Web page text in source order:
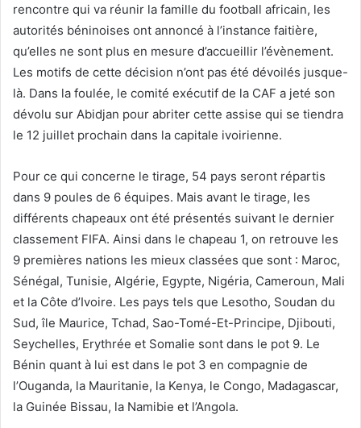
rencontre qui va réunir la famille du football africain, les
autorités béninoises ont annoncé à l’instance faitière,
qu’elles ne sont plus en mesure d’accueillir l’évènement.
Les motifs de cette décision n’ont pas été dévoilés jusque-
là. Dans la foulée, le comité exécutif de la CAF a jeté son
dévolu sur Abidjan pour abriter cette assise qui se tiendra
le 12 juillet prochain dans la capitale ivoirienne.
Pour ce qui concerne le tirage, 54 pays seront répartis
dans 9 poules de 6 équipes. Mais avant le tirage, les
différents chapeaux ont été présentés suivant le dernier
classement FIFA. Ainsi dans le chapeau 1, on retrouve les
9 premières nations les mieux classées que sont : Maroc,
Sénégal, Tunisie, Algérie, Egypte, Nigéria, Cameroun, Mali
et la Côte d’Ivoire. Les pays tels que Lesotho, Soudan du
Sud, île Maurice, Tchad, Sao-Tomé-Et-Principe, Djibouti,
Seychelles, Erythrée et Somalie sont dans le pot 9. Le
Bénin quant à lui est dans le pot 3 en compagnie de
l’Ouganda, la Mauritanie, la Kenya, le Congo, Madagascar,
la Guinée Bissau, la Namibie et l’Angola.